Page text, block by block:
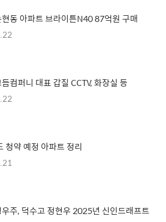
동 아파트 브라이튼N40 87억원 구매
컴퍼니 대표 갑질 CCTV, 화장실 등
청약 예정 아파트 정리
주, 덕수고 정현우 2025년 신인드래프트